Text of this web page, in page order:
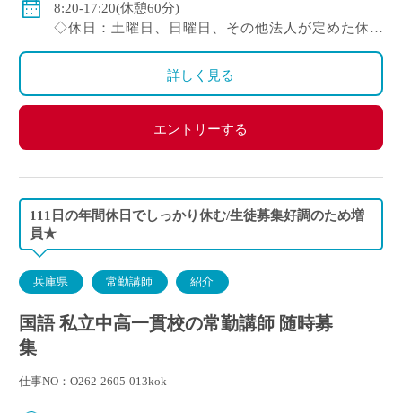
◇保険：私学共済、雇用保険、労災保険
8:20-17:20(休憩60分)
◇休日：土曜日、日曜日、その他法人が定めた休日
・イベント等で休日出勤した場合は振替休日あり
詳しく見る
エントリーする
111日の年間休日でしっかり休む/生徒募集好調のため増
員★
兵庫県 常勤講師 紹介
国語 私立中高一貫校の常勤講師 随時募
集
仕事NO：O262-2605-013kok